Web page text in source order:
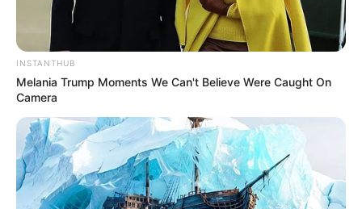
As capas detecido
dão um toque moderno e
podem ser trocadas na decoração da sua casa.
Você pode costura-las ou utilizar cola de tecido
para fazê-las. São super fáceis e dão um
INSTANTHUB
Melania Trump Moments We Can't Believe Were Caught On
Camera